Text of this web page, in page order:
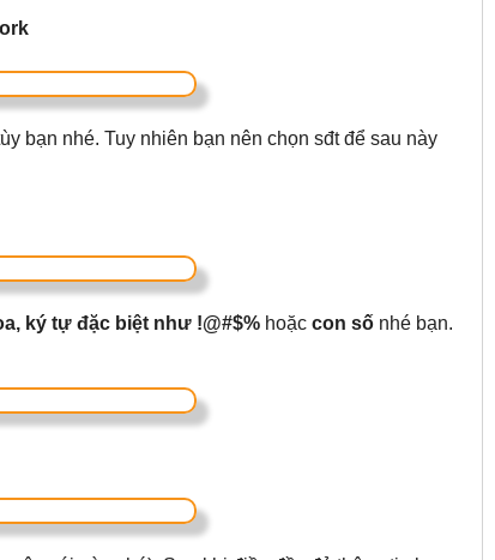
bạn nhé. Tuy nhiên bạn nên chọn sđt để sau này
ký tự đặc biệt như !@#$% hoặc con số nhé bạn.